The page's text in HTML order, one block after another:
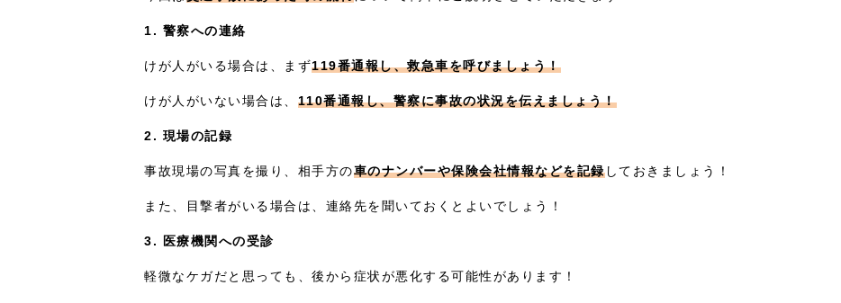
1. 警察への連絡
けが人がいる場合は、まず119番通報し、救急車を呼びましょう！
けが人がいない場合は、 110番通報し、警察に事故の状況を伝えましょう！
2. 現場の記録
事故現場の写真を撮り、相手方の車のナンバーや保険会社情報などを記録しておきましょう！
また、目撃者がいる場合は、連絡先を聞いておくとよいでしょう！
3. 医療機関への受診
軽微なケガだと思っても、後から症状が悪化する可能性があります！